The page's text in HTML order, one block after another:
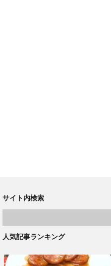
サイト内検索
人気記事ランキング